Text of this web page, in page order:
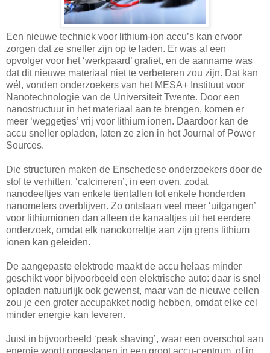
Een nieuwe techniek voor lithium-ion accu’s kan ervoor
zorgen dat ze sneller zijn op te laden. Er was al een
opvolger voor het ‘werkpaard’ grafiet, en de aanname was
dat dit nieuwe materiaal niet te verbeteren zou zijn. Dat kan
wél, vonden onderzoekers van het MESA+ Instituut voor
Nanotechnologie van de Universiteit Twente. Door een
nanostructuur in het materiaal aan te brengen, komen er
meer ‘weggetjes’ vrij voor lithium ionen. Daardoor kan de
accu sneller opladen, laten ze zien in het Journal of Power
Sources.
Die structuren maken de Enschedese onderzoekers door de
stof te verhitten, ‘calcineren’, in een oven, zodat
nanodeeltjes van enkele tientallen tot enkele honderden
nanometers overblijven. Zo ontstaan veel meer ‘uitgangen’
voor lithiumionen dan alleen de kanaaltjes uit het eerdere
onderzoek, omdat elk nanokorreltje aan zijn grens lithium
ionen kan geleiden.
De aangepaste elektrode maakt de accu helaas minder
geschikt voor bijvoorbeeld een elektrische auto: daar is snel
opladen natuurlijk ook gewenst, maar van de nieuwe cellen
zou je een groter accupakket nodig hebben, omdat elke cel
minder energie kan leveren.
Juist in bijvoorbeeld ‘peak shaving’, waar een overschot aan
energie wordt opgeslagen in een groot accu-centrum, of in